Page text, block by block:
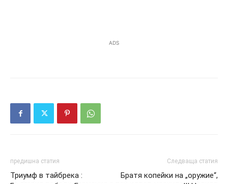
ADS
предишна статия
Триумф в тайбрека :
Следваща статия
Братя копейки на „оружие“,